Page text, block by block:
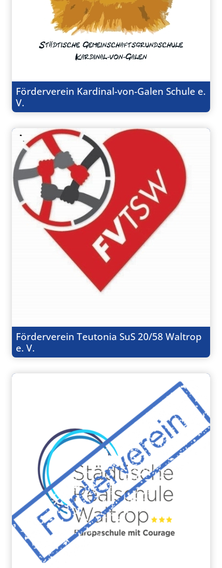
Förderverein Kardinal-von-Galen Schule e.
V.
Förderverein Teutonia SuS 20/58 Waltrop
e. V.